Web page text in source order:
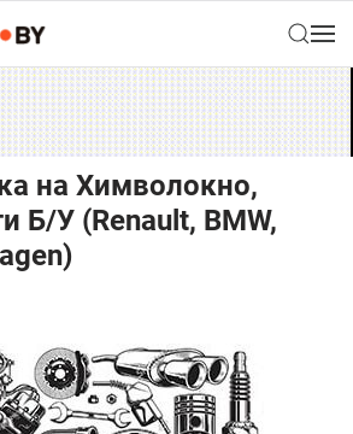
на Химволокно,
Б/У (Renault, BMW,